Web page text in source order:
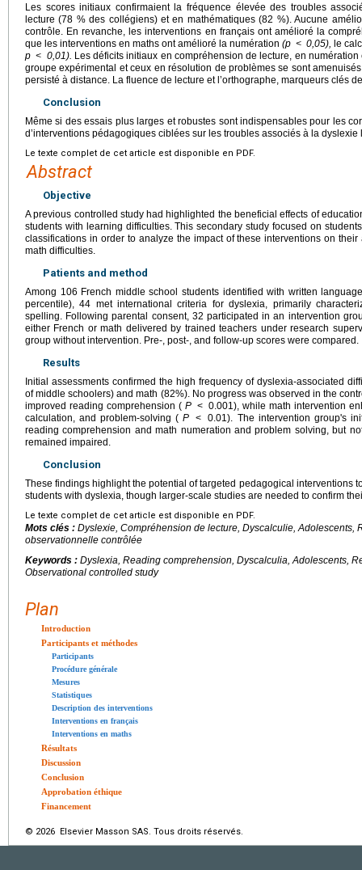
Les scores initiaux confirmaient la fréquence élevée des troubles
lecture (78 % des collégiens) et en mathématiques (82 %). Aucune
contrôle. En revanche, les interventions en français ont amélioré la
que les interventions en maths ont amélioré la numération (p < 0,05), le
p < 0,01). Les déficits initiaux en compréhension de lecture, en
groupe expérimental et ceux en résolution de problèmes se sont
persisté à distance. La fluence de lecture et l’orthographe, marqueurs clés
Conclusion
Même si des essais plus larges et robustes sont indispensables pour les
d’interventions pédagogiques ciblées sur les troubles associés à la dyslexie
Le texte complet de cet article est disponible en PDF.
Abstract
Objective
A previous controlled study had highlighted the beneficial effects of
students with learning difficulties. This secondary study focused on
classifications in order to analyze the impact of these interventions on
math difficulties.
Patients and method
Among 106 French middle school students identified with written
percentile), 44 met international criteria for dyslexia, primarily
spelling. Following parental consent, 32 participated in an intervention
either French or math delivered by trained teachers under research
group without intervention. Pre-, post-, and follow-up scores were compared.
Results
Initial assessments confirmed the high frequency of dyslexia-associated
of middle schoolers) and math (82%). No progress was observed in the
improved reading comprehension ( P < 0.001), while math intervention
calculation, and problem-solving (P <
0.01). The intervention group's
reading comprehension and math numeration and problem solving, but
remained impaired.
Conclusion
These findings highlight the potential of targeted pedagogical interventions
students with dyslexia, though larger-scale studies are needed to confirm
Le texte complet de cet article est disponible en PDF.
Mots clés : Dyslexie, Compréhension de lecture, Dyscalculie, Adolescents,
observationnelle contrôlée
Keywords : Dyslexia, Reading comprehension, Dyscalculia, Adolescents,
Observational controlled study
Plan
Introduction
Participants et méthodes
Participants
Procédure générale
Mesures
Statistiques
Description des interventions
Interventions en français
Interventions en maths
Résultats
Discussion
Conclusion
Approbation éthique
Financement
© 2026 Elsevier Masson SAS. Tous droits réservés.